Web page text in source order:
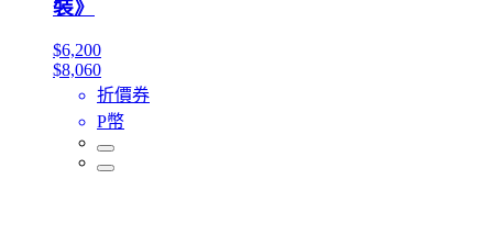
裝》
$6,200
$8,060
折價券
P幣